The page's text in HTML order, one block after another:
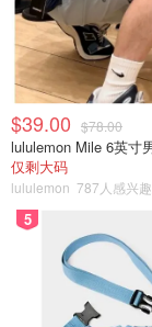
危机中的人可能
去年记录的一些
策直接相关。
1月21日，一名
了21号Brimley
向公交车司机吐
违法行为--数据
物 "的字眼。
被雪球、点燃的
$39.00 $78.00
lululemon Mile 6英寸
仅剩大码
lululemon 787人感兴趣
5